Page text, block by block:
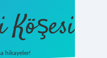
hikayeler!